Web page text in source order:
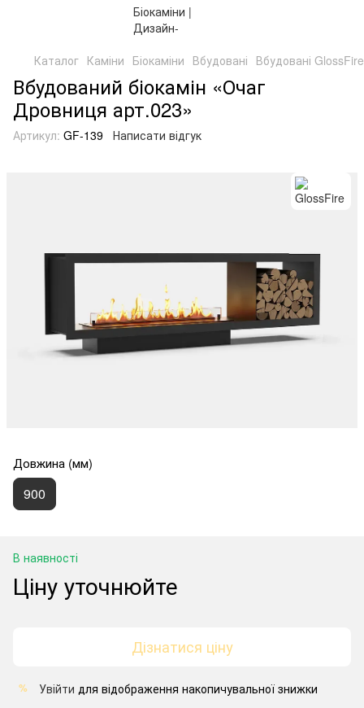
Каталог Каміни Біокаміни Вбудовані Вбудовані GlossFire
Вбудований біокамін «Очаг
Дровниця арт.023»
Артикул: GF-139 Написати відгук
Довжина (мм)
900
В наявності
Ціну уточнюйте
Дізнатися ціну
% Увійти для відображення накопичувальної знижки